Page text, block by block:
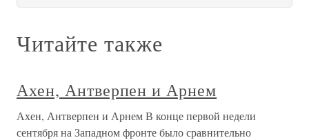
Читайте также
Ахен, Антверпен и Арнем
Ахен, Антверпен и Арнем В конце первой недели
сентября на Западном фронте было сравнительно